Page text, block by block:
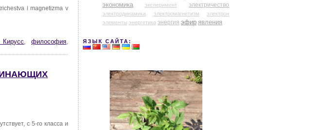
i magnetizma v
,философия,
с 5-го класса и
экономика
эксперимент электричество
электродинамика электромагнетизм
электрон
элементы энергетика энергия эфир явления
ЯЗЫК САЙТА: